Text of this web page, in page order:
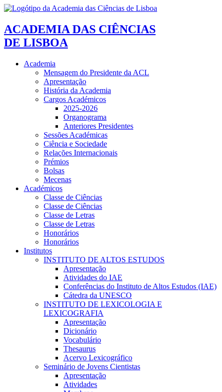
ACADEMIA DAS CIÊNCIAS
DE LISBOA
Academia
Mensagem do Presidente da ACL
Apresentação
História da Academia
Cargos Académicos
2025-2026
Organograma
Anteriores Presidentes
Sessões Académicas
Ciência e Sociedade
Relações Internacionais
Prémios
Bolsas
Mecenas
Académicos
Classe de Ciências
Classe de Ciências
Classe de Letras
Classe de Letras
Honorários
Honorários
Institutos
INSTITUTO DE ALTOS ESTUDOS
Apresentação
Atividades do IAE
Conferências do Instituto de Altos Estudos (IAE)
Cátedra da UNESCO
INSTITUTO DE LEXICOLOGIA E
LEXICOGRAFIA
Apresentação
Dicionário
Vocabulário
Thesaurus
Acervo Lexicográfico
Seminário de Jovens Cientistas
Apresentação
Atividades